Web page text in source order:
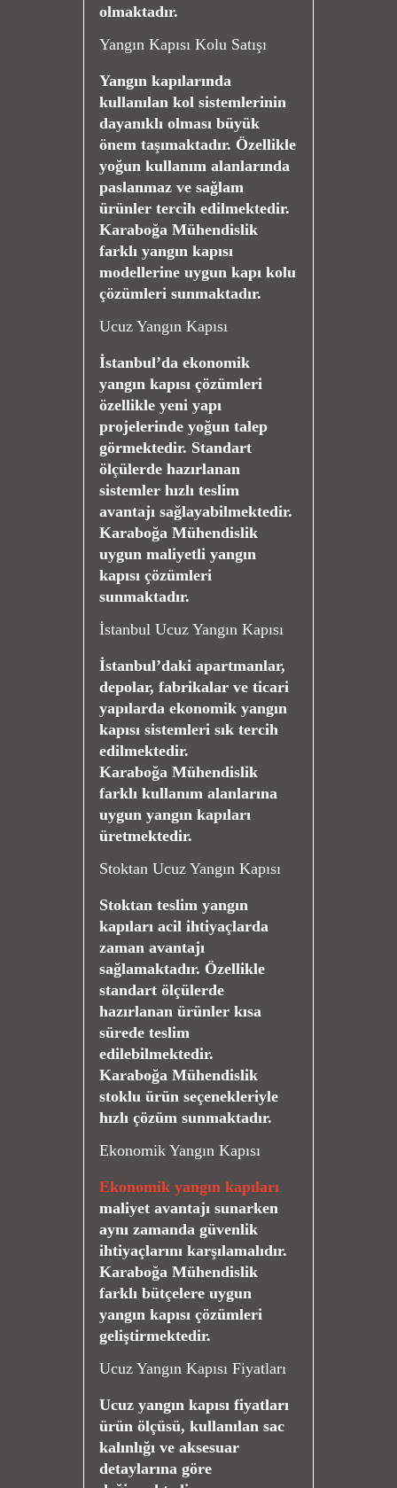
olmaktadır.
Yangın Kapısı Kolu Satışı
Yangın kapılarında
kullanılan kol sistemlerinin
dayanıklı olması büyük
önem taşımaktadır. Özellikle
yoğun kullanım alanlarında
paslanmaz ve sağlam
ürünler tercih edilmektedir.
Karaboğa Mühendislik
farklı yangın kapısı
modellerine uygun kapı kolu
çözümleri sunmaktadır.
Ucuz Yangın Kapısı
İstanbul’da ekonomik
yangın kapısı çözümleri
özellikle yeni yapı
projelerinde yoğun talep
görmektedir. Standart
ölçülerde hazırlanan
sistemler hızlı teslim
avantajı sağlayabilmektedir.
Karaboğa Mühendislik
uygun maliyetli yangın
kapısı çözümleri
sunmaktadır.
İstanbul Ucuz Yangın Kapısı
İstanbul’daki apartmanlar,
depolar, fabrikalar ve ticari
yapılarda ekonomik yangın
kapısı sistemleri sık tercih
edilmektedir.
Karaboğa Mühendislik
farklı kullanım alanlarına
uygun yangın kapıları
üretmektedir.
Stoktan Ucuz Yangın Kapısı
Stoktan teslim yangın
kapıları acil ihtiyaçlarda
zaman avantajı
sağlamaktadır. Özellikle
standart ölçülerde
hazırlanan ürünler kısa
sürede teslim
edilebilmektedir.
Karaboğa Mühendislik
stoklu ürün seçenekleriyle
hızlı çözüm sunmaktadır.
Ekonomik Yangın Kapısı
Ekonomik yangın kapıları
maliyet avantajı sunarken
aynı zamanda güvenlik
ihtiyaçlarını karşılamalıdır.
Karaboğa Mühendislik
farklı bütçelere uygun
yangın kapısı çözümleri
geliştirmektedir.
Ucuz Yangın Kapısı Fiyatları
Ucuz yangın kapısı fiyatları
ürün ölçüsü, kullanılan sac
kalınlığı ve aksesuar
detaylarına göre